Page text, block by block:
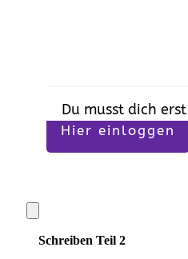
Du musst dich
Hier einloggen
Schreiben Teil 2